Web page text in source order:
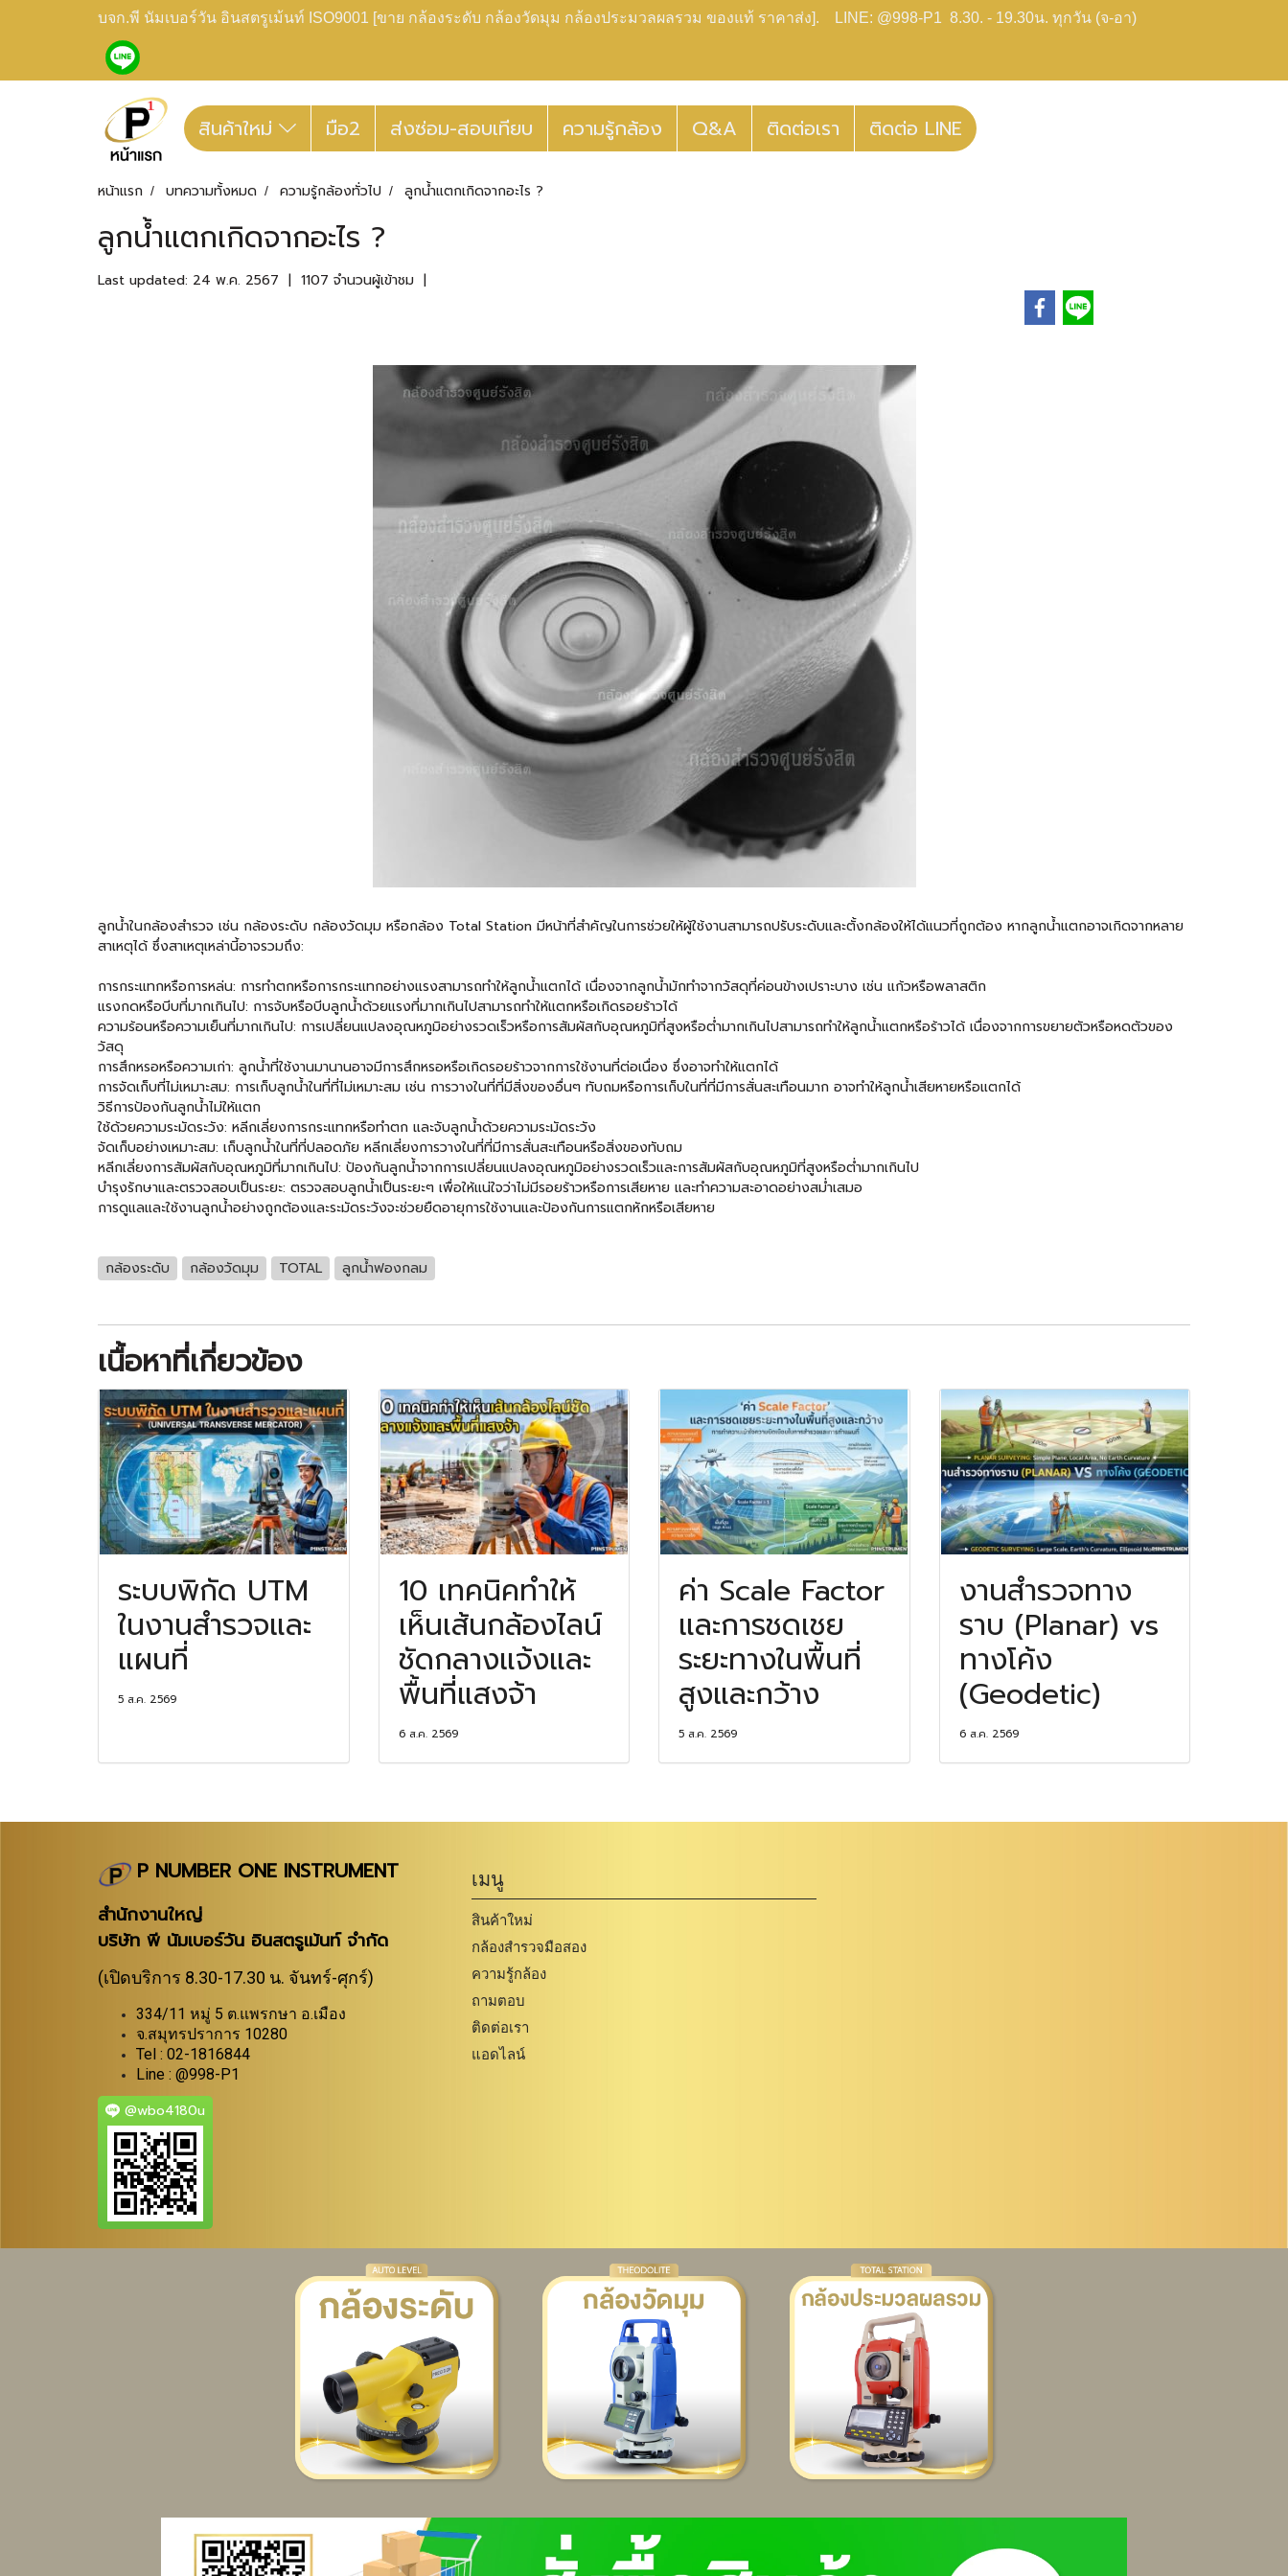
บจก.พี นัมเบอร์วัน อินสตรูเม้นท์ ISO9001 [ขาย กล้องระดับ กล้องวัดมุม กล้องประมวลผลรวม ของแท้ ราคาส่ง]. LINE: @998-P1 8.30. - 19.30น. ทุกวัน (จ-อา)
สินค้าใหม่ มือ2 ส่งซ่อม-สอบเทียบ ความรู้กล้อง Q&A ติดต่อเรา ติดต่อ LINE
หน้าแรก บทความทั้งหมด ความรู้กล้องทั่วไป ลูกน้ำแตกเกิดจากอะไร ?
ลูกน้ำแตกเกิดจากอะไร ?
Last updated: 24 พ.ค. 2567 | 1107 จำนวนผู้เข้าชม |
ลูกน้ำในกล้องสำรวจ เช่น กล้องระดับ กล้องวัดมุม หรือกล้อง Total Station มีหน้าที่สำคัญในการช่วยให้ผู้ใช้งานสามารถปรับระดับและตั้งกล้องให้ได้แนวที่ถูกต้อง หากลูกน้ำแตกอาจเกิดจากหลาย
สาเหตุได้ ซึ่งสาเหตุเหล่านี้อาจรวมถึง:
การกระแทกหรือการหล่น: การทำตกหรือการกระแทกอย่างแรงสามารถทำให้ลูกน้ำแตกได้ เนื่องจากลูกน้ำมักทำจากวัสดุที่ค่อนข้างเปราะบาง เช่น แก้วหรือพลาสติก
แรงกดหรือบีบที่มากเกินไป: การจับหรือบีบลูกน้ำด้วยแรงที่มากเกินไปสามารถทำให้แตกหรือเกิดรอยร้าวได้
ความร้อนหรือความเย็นที่มากเกินไป: การเปลี่ยนแปลงอุณหภูมิอย่างรวดเร็วหรือการสัมผัสกับอุณหภูมิที่สูงหรือต่ำมากเกินไปสามารถทำให้ลูกน้ำแตกหรือร้าวได้ เนื่องจากการขยายตัวหรือหดตัวของ
วัสดุ
การสึกหรอหรือความเก่า: ลูกน้ำที่ใช้งานมานานอาจมีการสึกหรอหรือเกิดรอยร้าวจากการใช้งานที่ต่อเนื่อง ซึ่งอาจทำให้แตกได้
การจัดเก็บที่ไม่เหมาะสม: การเก็บลูกน้ำในที่ที่ไม่เหมาะสม เช่น การวางในที่ที่มีสิ่งของอื่นๆ ทับถมหรือการเก็บในที่ที่มีการสั่นสะเทือนมาก อาจทำให้ลูกน้ำเสียหายหรือแตกได้
วิธีการป้องกันลูกน้ำไม่ให้แตก
ใช้ด้วยความระมัดระวัง: หลีกเลี่ยงการกระแทกหรือทำตก และจับลูกน้ำด้วยความระมัดระวัง
จัดเก็บอย่างเหมาะสม: เก็บลูกน้ำในที่ที่ปลอดภัย หลีกเลี่ยงการวางในที่ที่มีการสั่นสะเทือนหรือสิ่งของทับถม
หลีกเลี่ยงการสัมผัสกับอุณหภูมิที่มากเกินไป: ป้องกันลูกน้ำจากการเปลี่ยนแปลงอุณหภูมิอย่างรวดเร็วและการสัมผัสกับอุณหภูมิที่สูงหรือต่ำมากเกินไป
บำรุงรักษาและตรวจสอบเป็นระยะ: ตรวจสอบลูกน้ำเป็นระยะๆ เพื่อให้แน่ใจว่าไม่มีรอยร้าวหรือการเสียหาย และทำความสะอาดอย่างสม่ำเสมอ
การดูแลและใช้งานลูกน้ำอย่างถูกต้องและระมัดระวังจะช่วยยืดอายุการใช้งานและป้องกันการแตกหักหรือเสียหาย
กล้องระดับ กล้องวัดมุม TOTAL ลูกน้ำฟองกลม
เนื้อหาที่เกี่ยวข้อง
ระบบพิกัด UTM
ในงานสำรวจและ
แผนที่
5 ส.ค. 2569
10 เทคนิคทำให้
เห็นเส้นกล้องไลน์
ชัดกลางแจ้งและ
พื้นที่แสงจ้า
6 ส.ค. 2569
ค่า Scale Factor
และการชดเชย
ระยะทางในพื้นที่
สูงและกว้าง
5 ส.ค. 2569
งานสำรวจทาง
ราบ (Planar) vs
ทางโค้ง
(Geodetic)
6 ส.ค. 2569
P NUMBER ONE INSTRUMENT
สำนักงานใหญ่
บริษัท พี นัมเบอร์วัน อินสตรูเม้นท์ จำกัด
(เปิดบริการ 8.30-17.30 น. จันทร์-ศุกร์)
334/11 หมู่ 5 ต.แพรกษา อ.เมือง
จ.สมุทรปราการ 10280
Tel : 02-1816844
Line : @998-P1
@wbo4180u
เมนู
สินค้าใหม่
กล้องสำรวจมือสอง
ความรู้กล้อง
ถามตอบ
ติดต่อเรา
แอดไลน์